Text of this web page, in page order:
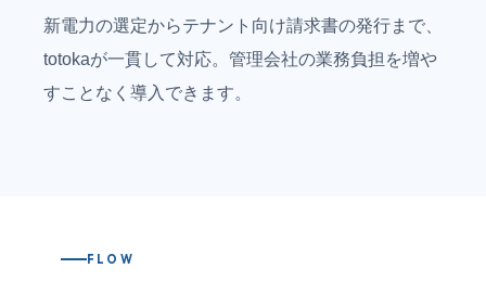
新電力の選定からテナント向け請求書の発行まで、
totokaが一貫して対応。管理会社の業務負担を増や
すことなく導入できます。
FLOW